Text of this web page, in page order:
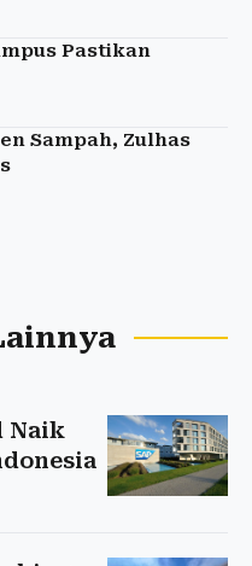
Pastikan
Sampah, Zulhas
Naik